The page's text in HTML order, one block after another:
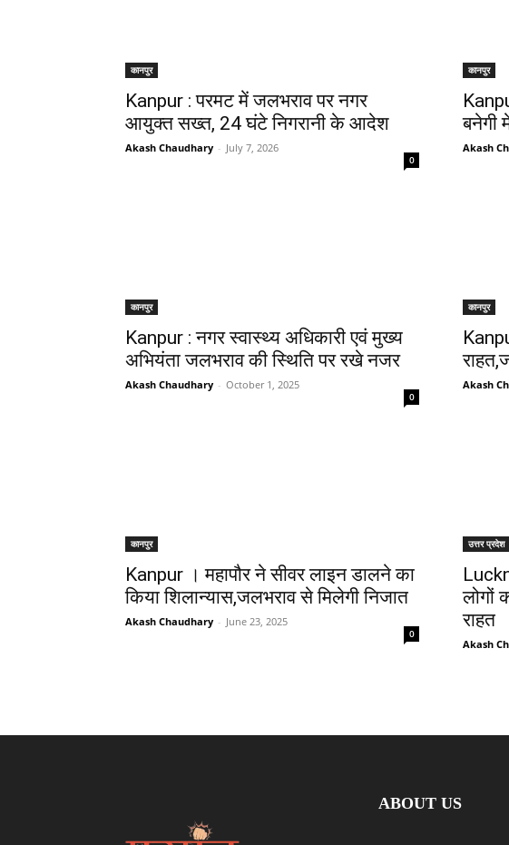
कानपुर
Kanpur : परमट में जलभराव पर नगर
आयुक्त सख्त, 24 घंटे निगरानी के आदेश
Akash Chaudhary - July 7, 2026
0
कानपुर
बनेगी
Akash
कानपुर
Kanpur : नगर स्वास्थ्य अधिकारी एवं मुख्य
अभियंता जलभराव की स्थिति पर रखे नजर
Akash Chaudhary - October 1, 2025
0
कानपुर
Akash
कानपुर
Kanpur । महापौर ने सीवर लाइन डालने का
किया शिलान्यास,जलभराव से मिलेगी निजात
Akash Chaudhary - June 23, 2025
0
उत्तर प्रदेश
लोगों
राहत
Akash
ABOUT US